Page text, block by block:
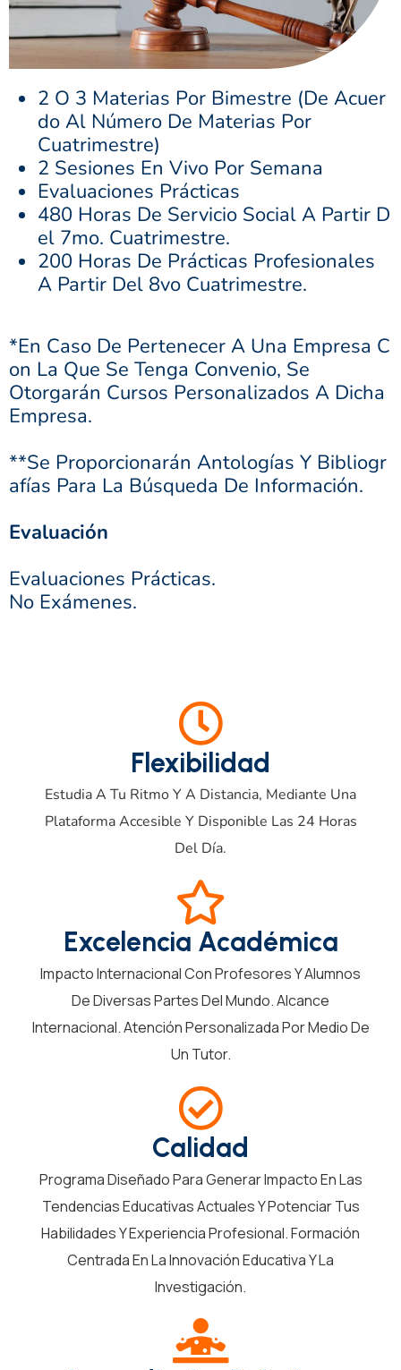
2 O 3 Materias Por Bimestre (de Acuer
Do Al Número De Materias Por
Cuatrimestre)
2 Sesiones En Vivo Por Semana
Evaluaciones Prácticas
480 Horas De Servicio Social A Partir D
El 7mo. Cuatrimestre.
200 Horas De Prácticas Profesionales
A Partir Del 8vo Cuatrimestre.
*En Caso De Pertenecer A Una Empresa C
On La Que Se Tenga Convenio, Se
Otorgarán Cursos Personalizados A Dicha
Empresa.
**Se Proporcionarán Antologías Y Bibliogr
Afías Para La Búsqueda De Información.
Evaluación
Evaluaciones Prácticas.
No Exámenes.
Flexibilidad
Estudia A Tu Ritmo Y A Distancia, Mediante Una
Plataforma Accesible Y Disponible Las 24 Horas
Del Día.
Excelencia Académica
Impacto Internacional Con Profesores Y Alumnos
De Diversas Partes Del Mundo. Alcance
Internacional. Atención Personalizada Por Medio De
Un Tutor.
Calidad
Programa Diseñado Para Generar Impacto En Las
Tendencias Educativas Actuales Y Potenciar Tus
Habilidades Y Experiencia Profesional. Formación
Centrada En La Innovación Educativa Y La
Investigación.